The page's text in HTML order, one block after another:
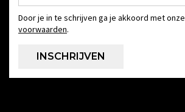
Door je in te schrijven ga je akkoord met onze
voorwaarden.